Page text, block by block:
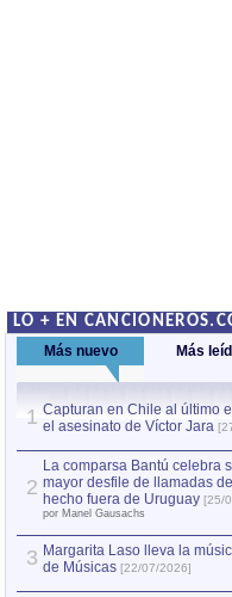
LO + EN
Más nuevo Más
1 Capturan en Chile al último
el asesinato de Víctor Jara
2
La comparsa Bantú celebra
mayor desfile de llamadas
hecho fuera de Uruguay [25/
por Manel Gausachs
3 Margarita Laso lleva la
de Músicas [22/07/2026]